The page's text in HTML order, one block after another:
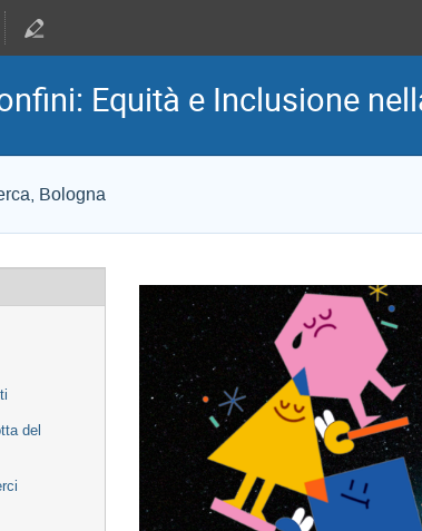
Equità e Inclusione
Bologna
del